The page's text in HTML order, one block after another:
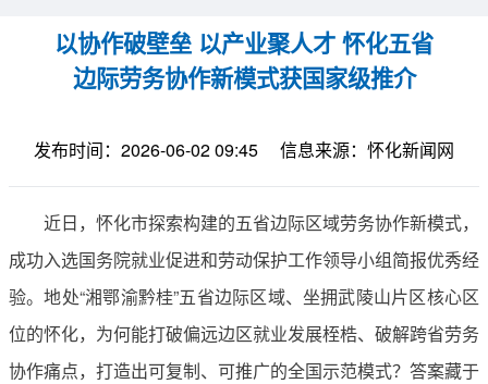
以协作破壁垒 以产业聚人才 怀化五省
边际劳务协作新模式获国家级推介
发布时间：2026-06-02 09:45 信息来源：怀化新闻网
近日，怀化市探索构建的五省边际区域劳务协作新模式，
成功入选国务院就业促进和劳动保护工作领导小组简报优秀经
验。地处“湘鄂渝黔桂”五省边际区域、坐拥武陵山片区核心区
位的怀化，为何能打破偏远边区就业发展桎梏、破解跨省劳务
协作痛点，打造出可复制、可推广的全国示范模式？答案藏于